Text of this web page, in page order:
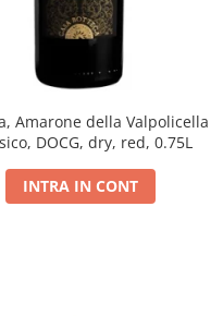
Amarone della Valpolicella
DOCG, dry, red, 0.75L
INTRA IN CONT